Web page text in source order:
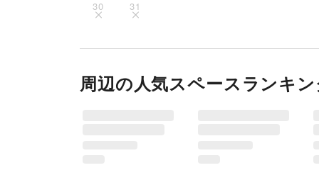
30 31
周辺の人気スペースランキ